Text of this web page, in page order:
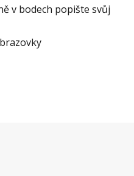
v bodech popište svůj